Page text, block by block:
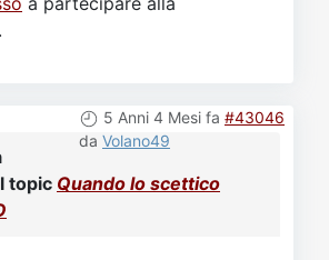
5 Anni 4 Mesi fa #43046
da Volano49
topic Quando lo scettico